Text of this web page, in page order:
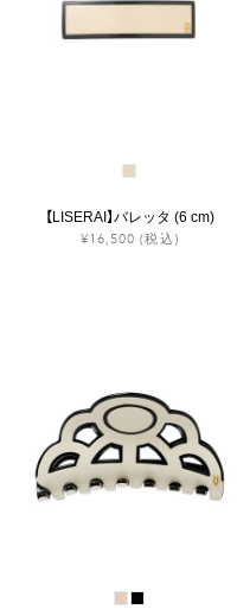
【LISERAI】バレッタ (6 cm)
¥16,500 (税込)